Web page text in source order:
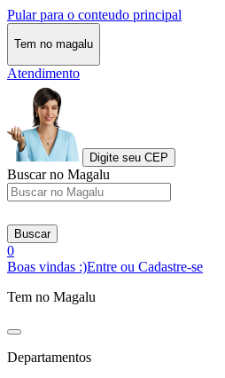
Pular para o conteudo principal
Tem no magalu
Atendimento
Digite seu CEP
Buscar no Magalu
Buscar
0
Boas vindas :)Entre ou Cadastre-se
Tem no Magalu
Departamentos